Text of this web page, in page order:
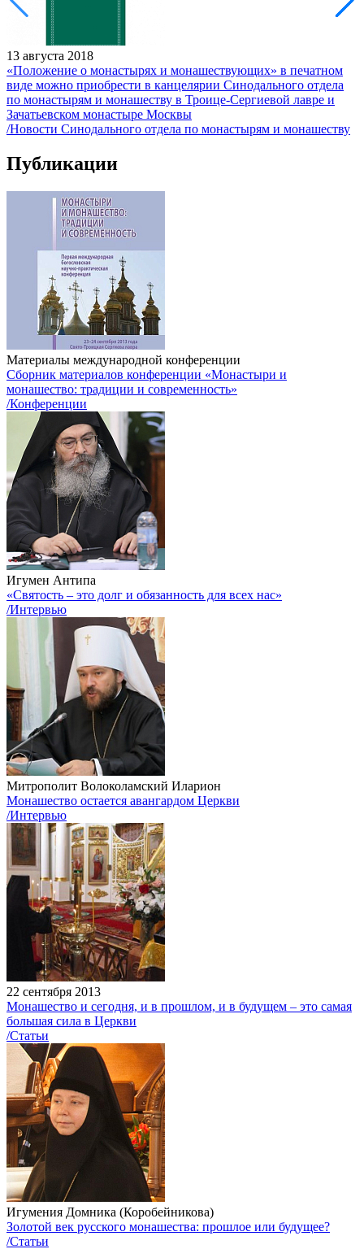
13 августа 2018
«Положение о монастырях и монашествующих» в печатном
виде можно приобрести в канцелярии Синодального отдела
по монастырям и монашеству в Троице-Сергиевой лавре и
Зачатьевском монастыре Москвы
/Новости Синодального отдела по монастырям и монашеству
Публикации
Материалы международной конференции
Сборник материалов конференции «Монастыри и
монашество: традиции и современность»
/Конференции
Игумен Антипа
«Святость – это долг и обязанность для всех нас»
/Интервью
Митрополит Волоколамский Иларион
Монашество остается авангардом Церкви
/Интервью
22 сентября 2013
Монашество и сегодня, и в прошлом, и в будущем – это самая
большая сила в Церкви
/Статьи
Игумения Домника (Коробейникова)
Золотой век русского монашества: прошлое или будущее?
/Статьи